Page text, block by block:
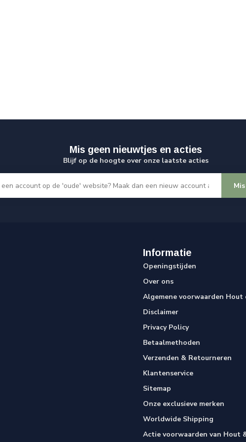
Mis geen nieuwtjes en acties
Blijf op de hoogte over onze laatste acties
Informatie
Openingstijden
Over ons
Algemene voorwaarden Hout
Disclaimer
Privacy Policy
Betaalmethoden
Verzenden & Retourneren
Klantenservice
Sitemap
Onze exclusieve merken
Worldwide Shipping
Actie voorwaarden van Hout